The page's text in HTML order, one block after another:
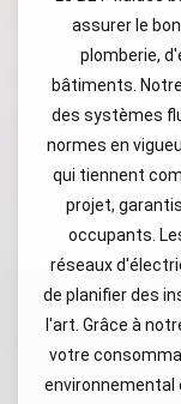
assurer le
plomberie,
bâtiments.
des systèmes
normes en
qui tiennent
projet,
occupants.
réseaux
de planifier des
l'art. Grâce à
votre
environnemental